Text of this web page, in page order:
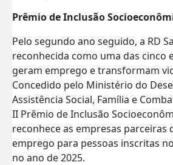
Prêmio de Inclusão
Pelo segundo ano seguido, a RD
reconhecida como uma das cinco
geram emprego e transformam
Concedido pelo Ministério do
Assistência Social, Família e
II Prêmio de Inclusão
reconhece as empresas parceiras
emprego para pessoas inscritas
no ano de 2025.